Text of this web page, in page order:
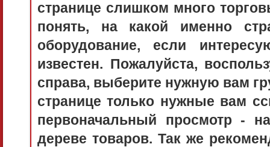
странице слишком много
понять, на какой именно
оборудование, если
известен. Пожалуйста,
справа, выберите нужную вам
странице только нужные вам
первоначальный просмотр -
дереве товаров. Так же